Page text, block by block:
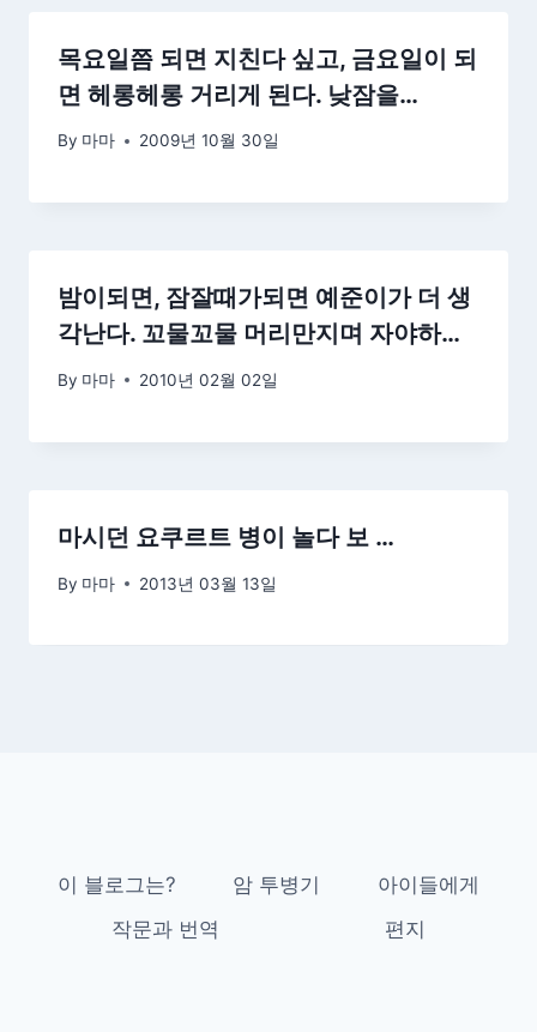
목요일쯤 되면 지친다 싶고, 금요일이 되
면 헤롱헤롱 거리게 된다. 낮잠을…
By 마마 2009년 10월 30일
밤이되면, 잠잘때가되면 예준이가 더 생
각난다. 꼬물꼬물 머리만지며 자야하…
By 마마 2010년 02월 02일
마시던 요쿠르트 병이 놀다 보 …
By 마마 2013년 03월 13일
이 블로그는? 암 투병기
아이들에게
작문과 번역
편지